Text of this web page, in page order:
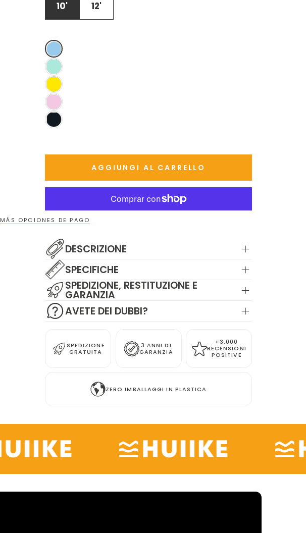
10' 12'
AGGIUNGI AL CARRELLO
MÁS OPCIONES DE PAGO
DESCRIZIONE
SPECIFICHE
SPEDIZIONE, RESTITUZIONE E
GARANZIA
AVETE DEI DUBBI?
SPEDIZIONE
GRATUITA
3 ANNI DI
GARANZIA
+3.000
RECENSIONI
POSITIVE
ZERO IMBALLAGGI IN PLASTICA